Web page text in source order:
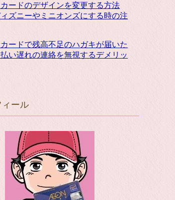
ードのデザインを変更する方法
ズニーやミニオンズにする時の注
ードで残高不足のハガキが届いた
い遅れの連絡を無視するデメリッ
ィール